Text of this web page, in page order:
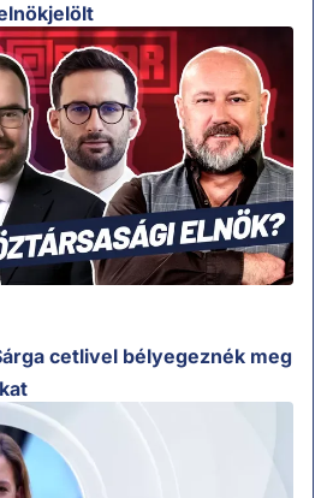
cetlivel bélyegeznék meg